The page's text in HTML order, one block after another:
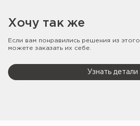
Хочу так же
Если вам понравились решения из
можете заказать их себе.
Узнать детали